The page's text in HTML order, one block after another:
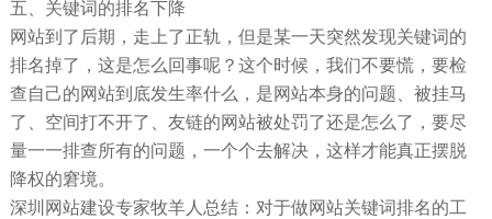
五、关键词的排名下降
网站到了后期，走上了正轨，但是某一天突然发现关键词的
排名掉了，这是怎么回事呢？这个时候，我们不要慌，要检
查自己的网站到底发生率什么，是网站本身的问题、被挂马
了、空间打不开了、友链的网站被处罚了还是怎么了，要尽
量一一排查所有的问题，一个个去解决，这样才能真正摆脱
降权的窘境。
深圳网站建设专家牧羊人总结：对于做网站关键词排名的工